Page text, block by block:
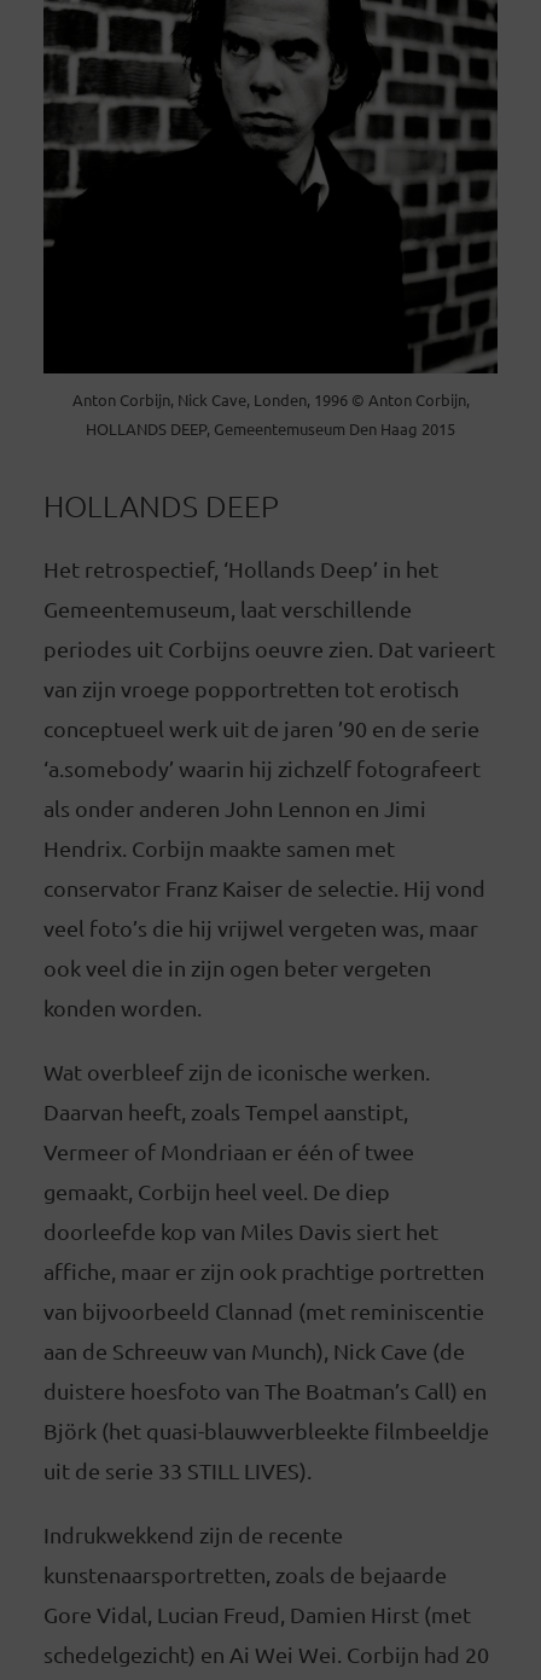
Anton Corbijn, Nick Cave, Londen, 1996 © Anton Corbijn,
HOLLANDS DEEP, Gemeentemuseum Den Haag 2015
HOLLANDS DEEP
Het retrospectief, ‘Hollands Deep’ in het
Gemeentemuseum, laat verschillende
periodes uit Corbijns oeuvre zien. Dat varieert
van zijn vroege popportretten tot erotisch
conceptueel werk uit de jaren ’90 en de serie
‘a.somebody’ waarin hij zichzelf fotografeert
als onder anderen John Lennon en Jimi
Hendrix. Corbijn maakte samen met
conservator Franz Kaiser de selectie. Hij vond
veel foto’s die hij vrijwel vergeten was, maar
ook veel die in zijn ogen beter vergeten
konden worden.
Wat overbleef zijn de iconische werken.
Daarvan heeft, zoals Tempel aanstipt,
Vermeer of Mondriaan er één of twee
gemaakt, Corbijn heel veel. De diep
doorleefde kop van Miles Davis siert het
affiche, maar er zijn ook prachtige portretten
van bijvoorbeeld Clannad (met reminiscentie
aan de Schreeuw van Munch), Nick Cave (de
duistere hoesfoto van The Boatman’s Call) en
Björk (het quasi-blauwverbleekte filmbeeldje
uit de serie 33 STILL LIVES).
Indrukwekkend zijn de recente
kunstenaarsportretten, zoals de bejaarde
Gore Vidal, Lucian Freud, Damien Hirst (met
schedelgezicht) en Ai Wei Wei. Corbijn had 20